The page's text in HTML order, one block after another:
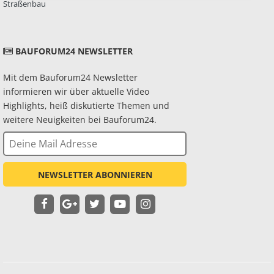
Straßenbau
BAUFORUM24 NEWSLETTER
Mit dem Bauforum24 Newsletter
informieren wir über aktuelle Video
Highlights, heiß diskutierte Themen und
weitere Neuigkeiten bei Bauforum24.
NEWSLETTER ABONNIEREN